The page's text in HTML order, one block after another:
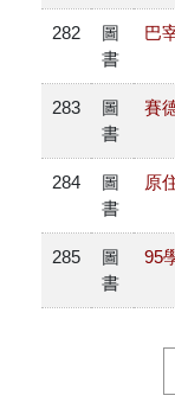
282
圖
書
巴
283
圖
書
賽
284
圖
書
原
285
圖
書
95